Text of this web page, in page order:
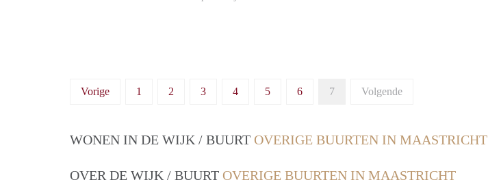
Vorige 1 2 3 4 5 6 7 Volgende
WONEN IN DE WIJK / BUURT OVERIGE BUURTEN IN MAASTRICHT
OVER DE WIJK / BUURT OVERIGE BUURTEN IN MAASTRICHT